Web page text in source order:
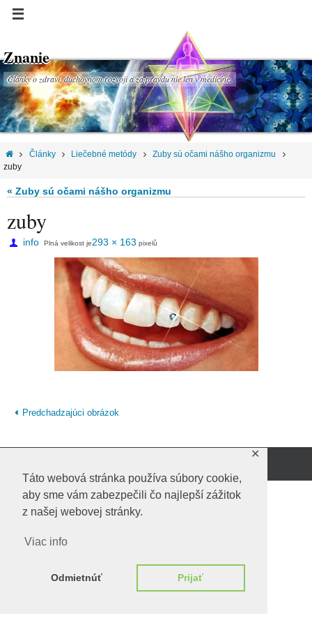
Táto webová stránka používa súbory cookie,
aby sme vám zabezpečili čo najlepší zážitok
z našej webovej stránky.
Viac info
Odmietnúť Prijať
✕
Znanie
Články o zdraví, duchovnom rozvoji a za pravdu nie len v medicíne.
Články Liečebné metódy
Zuby sú očami nášho organizmu
zuby
« Zuby sú očami nášho organizmu
zuby
info Plná velikost je293 × 163 pixelů
Predchadzajúci obrázok